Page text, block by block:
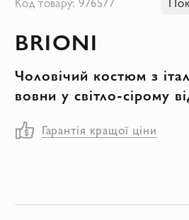
початку
зображень
BRIONI
Чоловічий костюм з
вовни у світло-сірому
Гарантія кращої ціни